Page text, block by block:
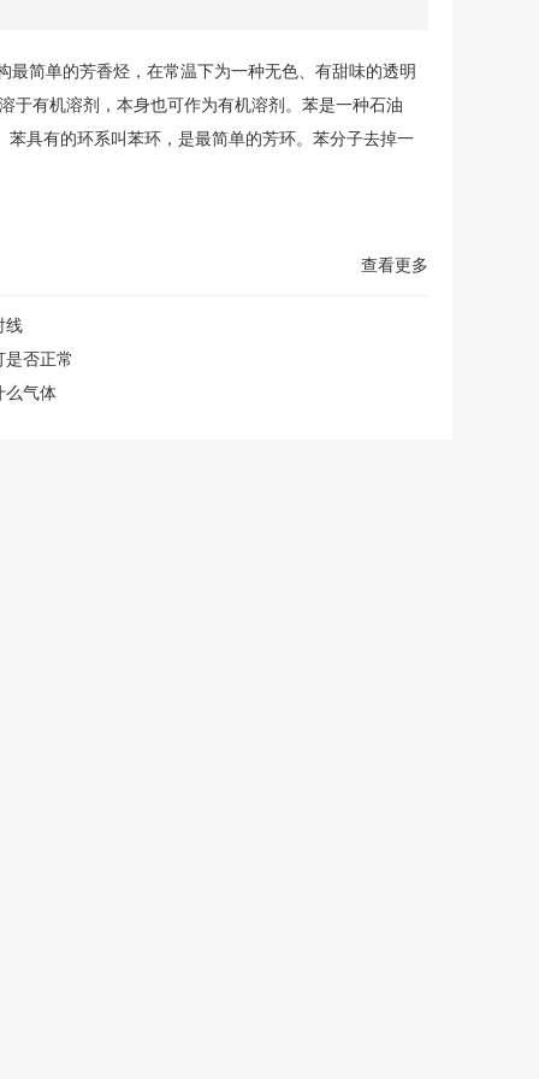
简单的芳香烃，在常温下为一种无色、有甜味的透明
于有机溶剂，本身也可作为有机溶剂。 苯是一种石油
具有的环系叫苯环，是最简单的芳环。苯分子去掉一
查看更多
线
是否正常
么气体